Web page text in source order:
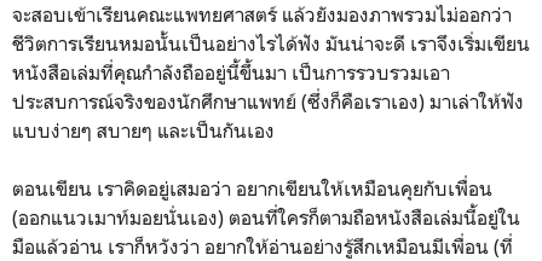
จะสอบเข้าเรียนคณะแพทยศาสตร์ แล้วยังมองภาพรวมไม่ออกว่า
ชีวิตการเรียนหมอนั้นเป็นอย่างไรได้ฟัง มันน่าจะดี เราจึงเริ่มเขียน
หนังสือเล่มที่คุณกำลังถืออยู่นี้ขึ้นมา เป็นการรวบรวมเอา
ประสบการณ์จริงของนักศึกษาแพทย์ (ซึ่งก็คือเราเอง) มาเล่าให้ฟัง
แบบง่ายๆ สบายๆ และเป็นกันเอง
ตอนเขียน เราคิดอยู่เสมอว่า อยากเขียนให้เหมือนคุยกับเพื่อน
(ออกแนวเมาท์มอยนั่นเอง) ตอนที่ใครก็ตามถือหนังสือเล่มนี้อยู่ใน
มือแล้วอ่าน เราก็หวังว่า อยากให้อ่านอย่างรู้สึกเหมือนมีเพื่อน (ที่